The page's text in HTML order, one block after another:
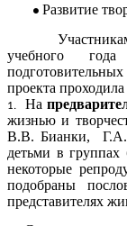
Развитие
Участниками
учебного года
проекта
На
жизнью и
В.В. Бианки, Г.А.
детьми в группах
некоторые
подобраны
представителях